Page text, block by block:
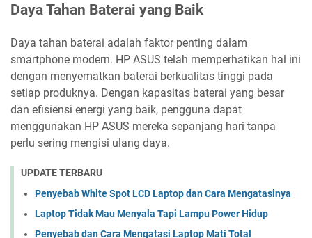
Daya Tahan Baterai yang Baik
Daya tahan baterai adalah faktor penting dalam
smartphone modern. HP ASUS telah memperhatikan hal ini
dengan menyematkan baterai berkualitas tinggi pada
setiap produknya. Dengan kapasitas baterai yang besar
dan efisiensi energi yang baik, pengguna dapat
menggunakan HP ASUS mereka sepanjang hari tanpa
perlu sering mengisi ulang daya.
UPDATE TERBARU
Penyebab White Spot LCD Laptop dan Cara Mengatasinya
Laptop Tidak Mau Menyala Tapi Lampu Power Hidup
Penyebab dan Cara Mengatasi Laptop Mati Total